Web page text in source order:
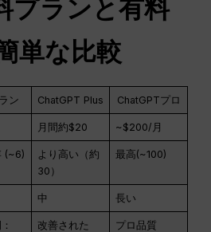
プランと有料
単な比較
ン ChatGPT Plus ChatGPTプロ
月間約$20 ~$200/月
(~6)
より高い（約
30）
最高(~100)
中 長い
改善された
プロ品質